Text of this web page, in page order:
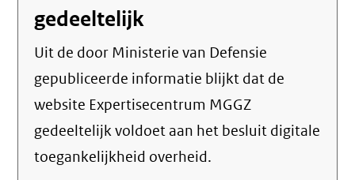
gedeeltelijk
Uit de door Ministerie van Defensie
gepubliceerde informatie blijkt dat de
website Expertisecentrum MGGZ
gedeeltelijk voldoet aan het besluit digitale
toegankelijkheid overheid.